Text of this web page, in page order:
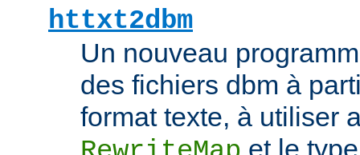
httxt2dbm
Un nouveau
des fichiers dbm à
format texte, à utiliser